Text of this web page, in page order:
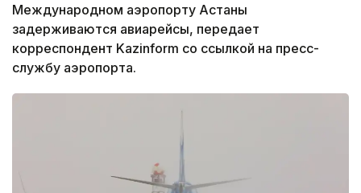
Международном аэропорту Астаны
задерживаются авиарейсы, передает
корреспондент Kazinform со ссылкой на пресс-
службу аэропорта.